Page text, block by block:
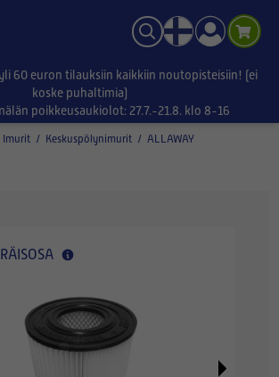
60 euron tilauksiin kaikkiin noutopisteisiin! (ei
koske puhaltimia)
poikkeusaukiolot: 27.7.-21.8. klo 8-16
Imurit / Keskuspölynimurit / ALLAWAY